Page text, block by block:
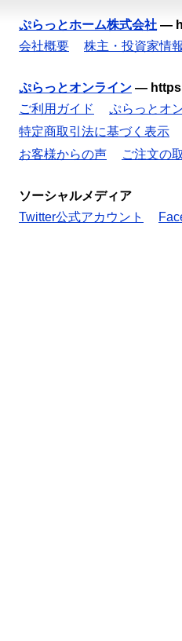
ぷらっとホーム株式会社 —
会社概要
株主・投資家情報
ぷらっとオンライン —
ご利用ガイド
ぷらっとオ
特定商取引法に基づく表示
お客様からの声
ご注文の
ソーシャルメディア
Twitter公式アカウント